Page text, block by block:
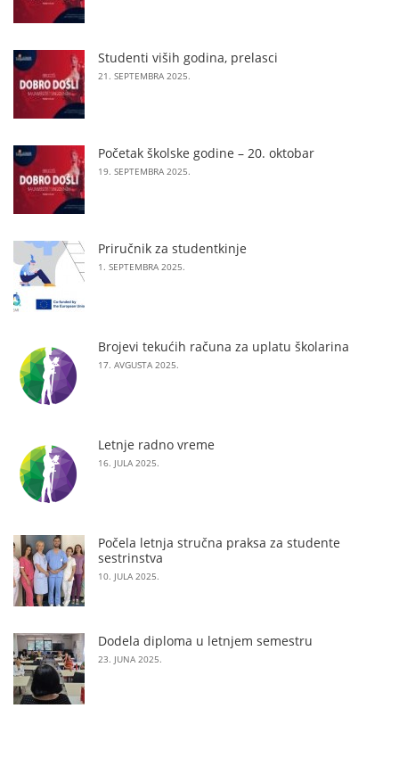
Studenti viših godina, prelasci
21. SEPTEMBRA 2025.
Početak školske godine – 20. oktobar
19. SEPTEMBRA 2025.
Priručnik za studentkinje
1. SEPTEMBRA 2025.
Brojevi tekućih računa za uplatu školarina
17. AVGUSTA 2025.
Letnje radno vreme
16. JULA 2025.
Počela letnja stručna praksa za studente
sestrinstva
10. JULA 2025.
Dodela diploma u letnjem semestru
23. JUNA 2025.